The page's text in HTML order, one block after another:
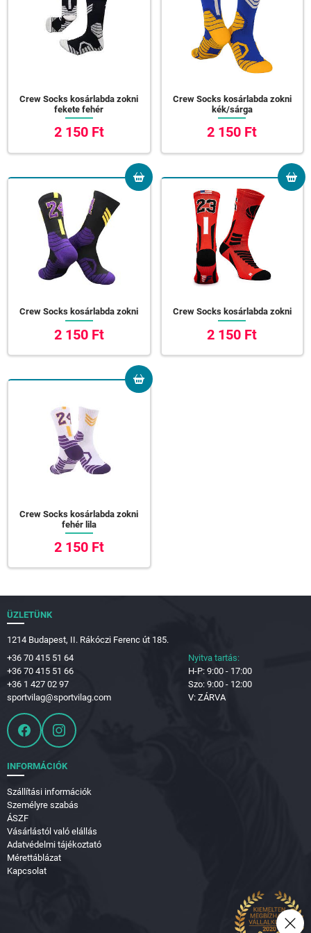
Crew Socks kosárlabda zokni
fekete fehér
2 150 Ft
Crew Socks kosárlabda zokni
kék/sárga
2 150 Ft
Crew Socks kosárlabda zokni
2 150 Ft
Crew Socks kosárlabda zokni
2 150 Ft
Crew Socks kosárlabda zokni
fehér lila
2 150 Ft
ÜZLETÜNK
1214 Budapest, II. Rákóczi Ferenc út 185.
+36 70 415 51 64
+36 70 415 51 66
+36 1 427 02 97
sportvilag@sportvilag.com
Nyitva tartás:
H-P: 9:00 - 17:00
Szo: 9:00 - 12:00
V: ZÁRVA
INFORMÁCIÓK
Szállítási információk
Személyre szabás
ÁSZF
Vásárlástól való elállás
Adatvédelmi tájékoztató
Mérettáblázat
Kapcsolat